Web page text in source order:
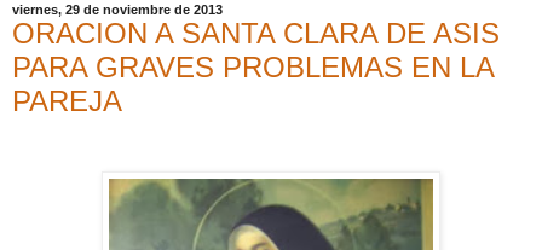
viernes, 29 de noviembre de 2013
ORACION A SANTA CLARA DE ASIS
PARA GRAVES PROBLEMAS EN LA
PAREJA